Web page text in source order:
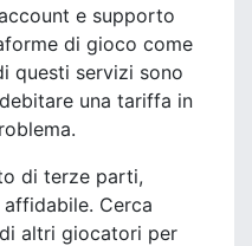
e supporto
di gioco come
questi servizi sono
una tariffa in
di terze parti,
Cerca
altri giocatori per